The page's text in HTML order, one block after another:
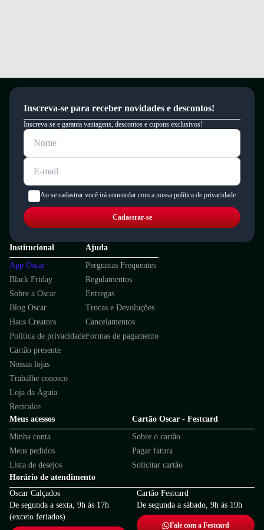
Inscreva-se para receber novidades e descontos!
Inscreva-se e garanta vantagens, descontos e cupons exclusivos!
Ao se cadastrar você irá concordar com a nossa política de privacidade
Cadastrar-se
Institucional
App Oscar
Black Friday
Sobre a Oscar
Blog Oscar
Haus Creators
Política de privacidade
Cartão presente
Nossas lojas
Trabalhe conosco
Loja da Águia
Recicalce
Ajuda
Perguntas Frequentes
Regulamentos
Entregas
Trocas e Devoluções
Cancelamentos
Formas de pagamento
Meus acessos
Minha conta
Meus pedidos
Lista de desejos
Cartão Oscar - Festcard
Sobre o cartão
Pagar fatura
Solicitar cartão
Horário de atendimento
Oscar Calçados
De segunda a sexta, 9h às 17h
(exceto feriados)
Cartão Festcard
De segunda a sábado, 9h às 19h
Fale com a Festcard